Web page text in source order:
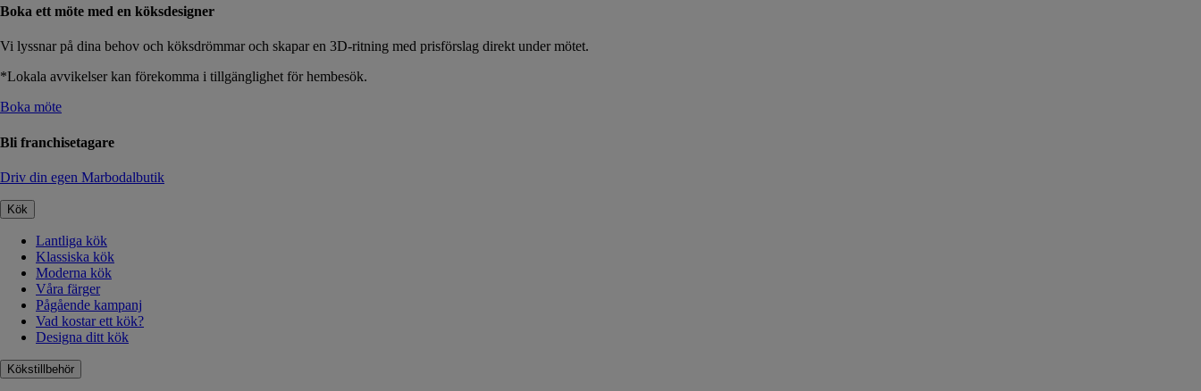
Boka ett möte med en köksdesigner
Vi lyssnar på dina behov och köksdrömmar och skapar en 3D-ritning med prisförslag direkt under mötet.
*Lokala avvikelser kan förekomma i tillgänglighet för hembesök.
Boka möte
Bli franchisetagare
Driv din egen Marbodalbutik
Kök
Lantliga kök
Klassiska kök
Moderna kök
Våra färger
Pågående kampanj
Vad kostar ett kök?
Designa ditt kök
Kökstillbehör